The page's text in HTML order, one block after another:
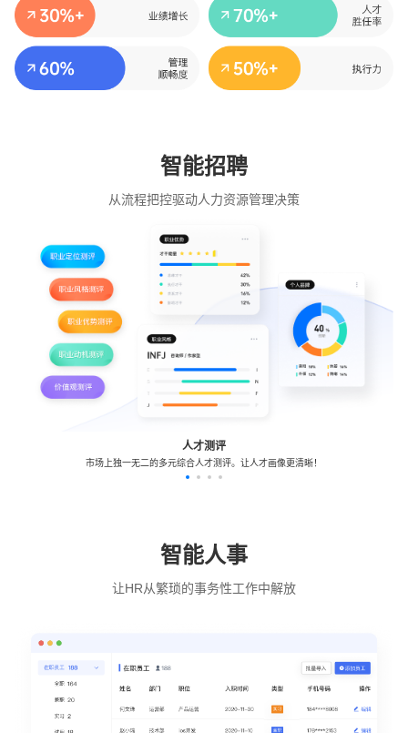
智能招聘
从流程把控驱动人力资源管理决策
人才测评
市场上独一无二的多元综合人才测评。让人才画像更清晰！
智能人事
让HR从繁琐的事务性工作中解放